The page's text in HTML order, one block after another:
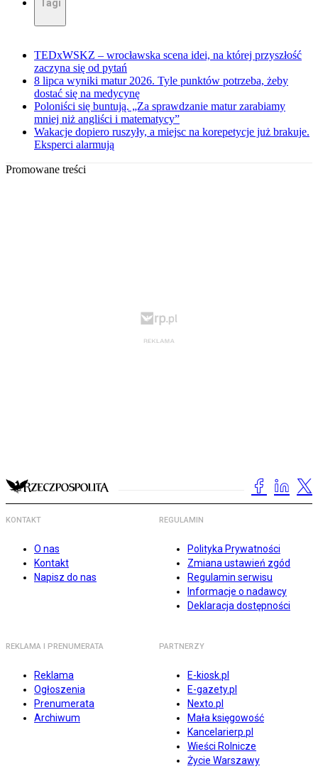
Tagi
TEDxWSKZ – wrocławska scena idei, na której przyszłość
zaczyna się od pytań
8 lipca wyniki matur 2026. Tyle punktów potrzeba, żeby
dostać się na medycynę
Poloniści się buntują. „Za sprawdzanie matur zarabiamy
mniej niż angliści i matematycy”
Wakacje dopiero ruszyły, a miejsc na korepetycje już brakuje.
Eksperci alarmują
Promowane treści
KONTAKT
O nas
Kontakt
Napisz do nas
REGULAMIN
Polityka Prywatności
Zmiana ustawień zgód
Regulamin serwisu
Informacje o nadawcy
Deklaracja dostępności
REKLAMA I PRENUMERATA
Reklama
Ogłoszenia
Prenumerata
Archiwum
PARTNERZY
E-kiosk.pl
E-gazety.pl
Nexto.pl
Mała księgowość
Kancelarierp.pl
Wieści Rolnicze
Życie Warszawy